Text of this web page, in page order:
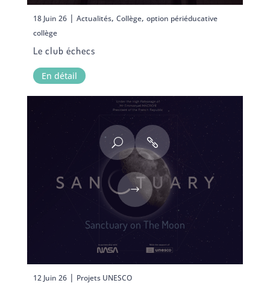
18 Juin 26| Actualités, Collège, option périéducative
collège
Le club échecs
En détail
Sanctuary on The Moon
12 Juin 26| Projets UNESCO